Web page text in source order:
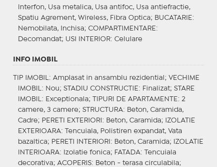
Interfon, Usa metalica, Usa antifoc, Usa antiefractie,
Spatiu Agrement, Wireless, Fibra Optica; BUCATARIE :
Nemobilata, Inchisa; COMPARTIMENTARE :
Decomandat; USI INTERIOR: Celulare
INFO IMOBIL
TIP IMOBIL : Amplasat in ansamblu rezidential; VECHIME
IMOBIL : Nou; STADIU CONSTRUCTIE : Finalizat; STARE
IMOBIL : Exceptionala; TIPURI DE APARTAMENTE : 2
camere, 3 camere; STRUCTURA: Beton, Caramida,
Cadre; PERETI EXTERIORI : Beton, Caramida;
IZOLATIE
EXTERIOARA: Tencuiala, Polistiren expandat, Vata
bazaltica; PERETI INTERIORI : Beton, Caramida;
IZOLATIE
INTERIOARA: Izolatie fonica; FATADA: Tencuiala
decorativa; ACOPERIS: Beton - terasa circulabila;